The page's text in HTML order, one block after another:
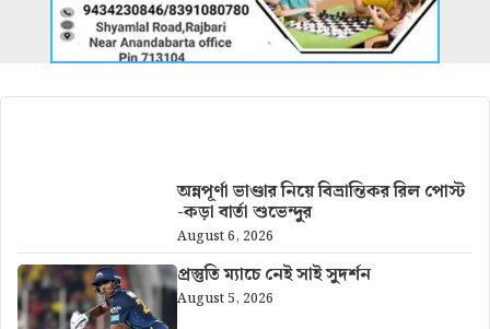
অন্নপূর্ণা ভাণ্ডার নিয়ে বিভ্রান্তিকর রিল পোস্ট
-কড়া বার্তা শুভেন্দুর
August 6, 2026
প্রস্তুতি ম্যাচে নেই সাই সুদর্শন
August 5, 2026